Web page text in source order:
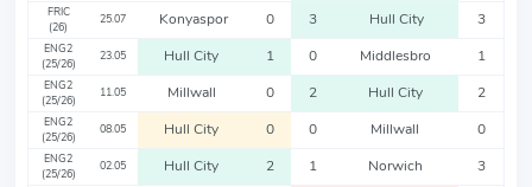
FRIC
(26)
25.07 Konyaspor 0 3 Hull City 3
ENG2
(25/26)
23.05 Hull City 1 0 Middlesbro 1
ENG2
(25/26)
11.05 Millwall 0 2 Hull City 2
ENG2
(25/26)
08.05 Hull City 0 0 Millwall 0
ENG2
(25/26)
02.05 Hull City 2 1 Norwich 3